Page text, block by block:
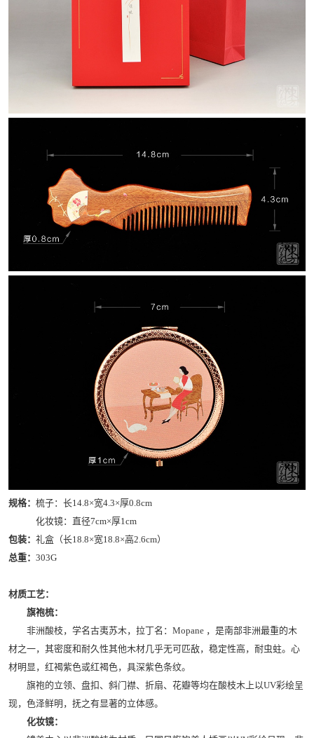
规格： 梳子：长14.8×宽4.3×厚0.8cm
化妆镜：直径7cm×厚1cm
包装： 礼盒（长18.8×宽18.8×高2.6cm）
总重： 303G
材质工艺：
旗袍梳：
非洲酸枝，学名古夷苏木，拉丁名：Mopane ，是南部非洲最重的木
材之一，其密度和耐久性其他木材几乎无可匹敌，稳定性高，耐虫蛀。心
材明显，红褐紫色或红褐色，具深紫色条纹。
旗袍的立领、盘扣、斜门襟、折扇、花瓣等均在酸枝木上以UV彩绘呈
现，色泽鲜明，抚之有显著的立体感。
化妆镜：